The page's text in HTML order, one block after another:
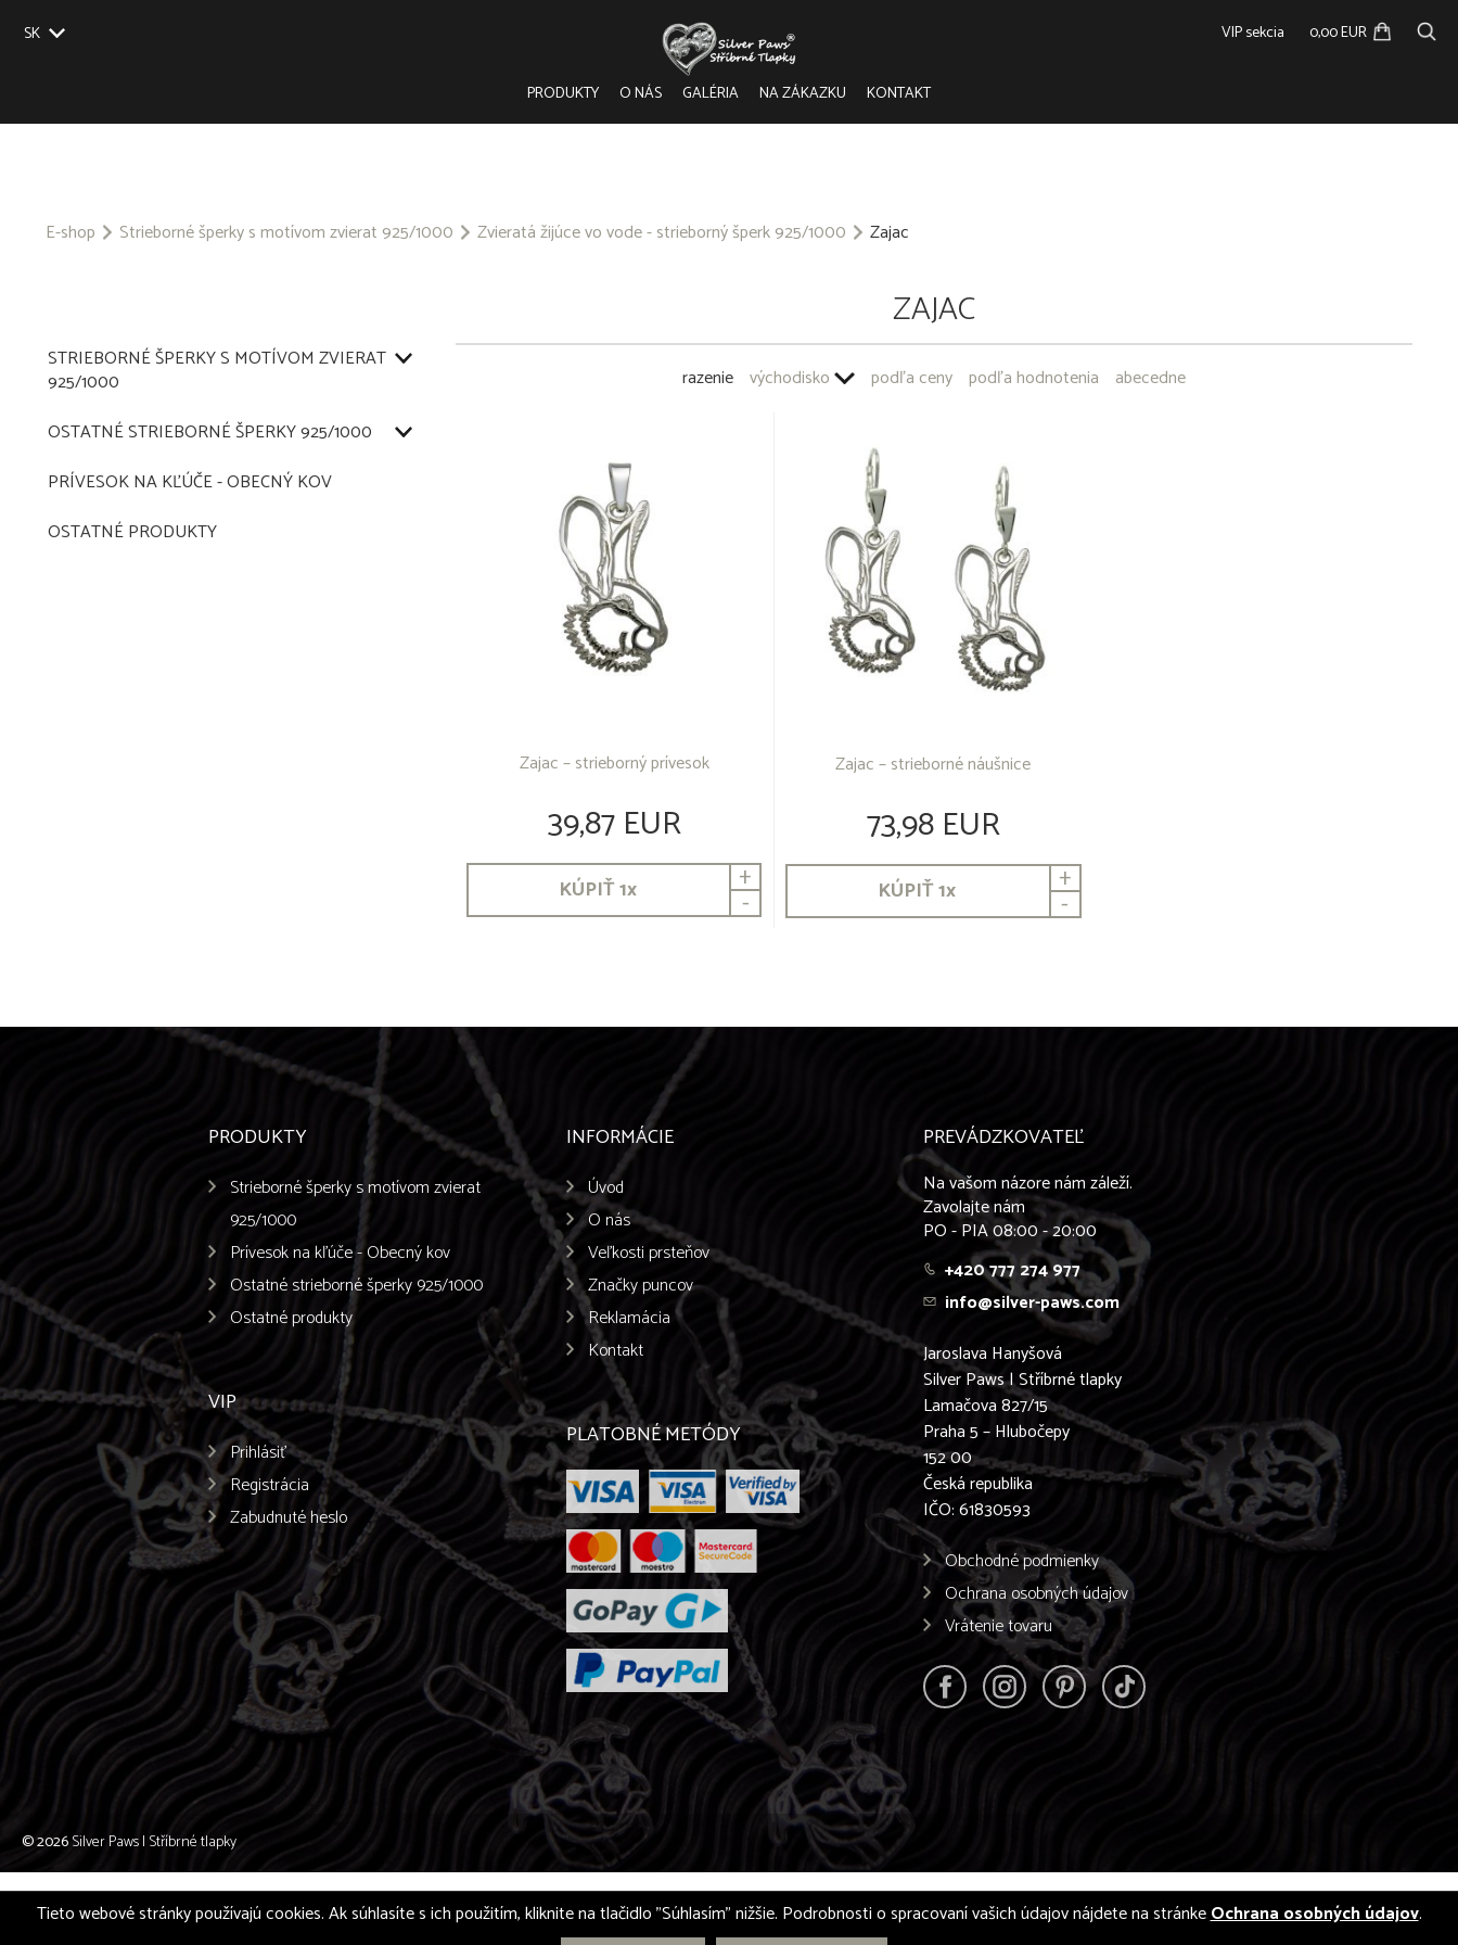
SK
CZ
VIP sekcia 0,00 EUR
PRODUKTY O NÁS GALÉRIA NA ZÁKAZKU KONTAKT
E-shop Strieborné šperky s motívom zvierat 925/1000 Zvieratá žijúce vo vode - strieborný šperk 925/1000 Zajac
STRIEBORNÉ ŠPERKY S MOTÍVOM ZVIERAT
925/1000
OSTATNÉ STRIEBORNÉ ŠPERKY 925/1000
PRÍVESOK NA KĽÚČE - OBECNÝ KOV
OSTATNÉ PRODUKTY
ZAJAC
razenie východisko podľa ceny podľa hodnotenia abecedne
Zajac – strieborný prívesok
39,87 EUR
KÚPIŤ1x +
-
Zajac – strieborné náušnice
73,98 EUR
KÚPIŤ1x +
-
PRODUKTY
Strieborné šperky s motívom zvierat
925/1000
Prívesok na kľúče - Obecný kov
Ostatné strieborné šperky 925/1000
Ostatné produkty
VIP
Prihlásiť
Registrácia
Zabudnuté heslo
INFORMÁCIE
Úvod
O nás
Veľkosti prsteňov
Značky puncov
Reklamácia
Kontakt
PLATOBNÉ METÓDY
PREVÁDZKOVATEĽ
Na vašom názore nám záleží.
Zavolajte nám
PO - PIA 08:00 - 20:00
+420 777 274 977
info@silver-paws.com
Jaroslava Hanyšová
Silver Paws | Stříbrné tlapky
Lamačova 827/15
Praha 5 – Hlubočepy
152 00
Česká republika
IČO: 61830593
Obchodné podmienky
Ochrana osobných údajov
Vrátenie tovaru
© 2026Silver Paws | Stříbrné tlapky
Tieto webové stránky používajú cookies. Ak súhlasíte s ich použitím, kliknite na tlačidlo "Súhlasím" nižšie. Podrobnosti o spracovaní vašich údajov nájdete na stránkeOchrana osobných údajov.